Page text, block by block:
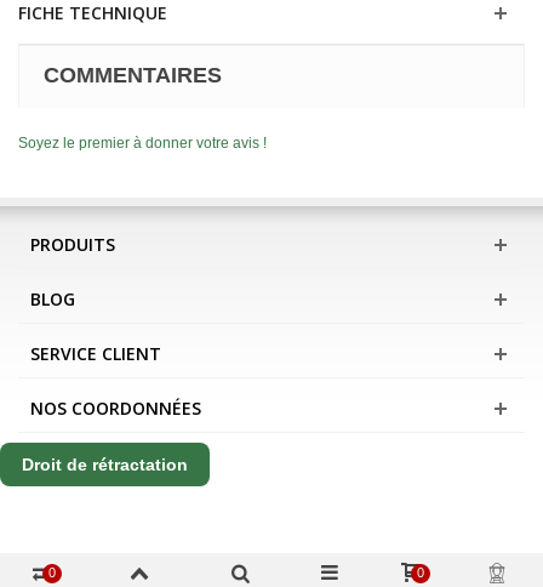
FICHE TECHNIQUE
COMMENTAIRES
Soyez le premier à donner votre avis !
PRODUITS
BLOG
SERVICE CLIENT
NOS COORDONNÉES
Droit de rétractation
0 0